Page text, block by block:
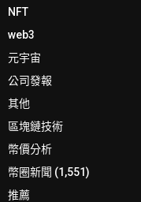
NFT
web3
元宇宙
公司發報
其他
區塊鏈技術
幣價分析
幣圈新聞 (1,551)
推薦